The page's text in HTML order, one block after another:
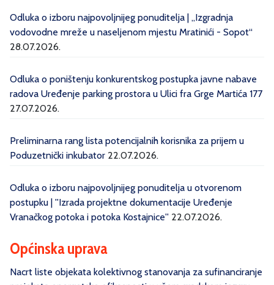
Odluka o izboru najpovoljnijeg ponuditelja | „Izgradnja
vodovodne mreže u naseljenom mjestu Mratinići - Sopot“
28.07.2026.
Odluka o poništenju konkurentskog postupka javne nabave
radova Uređenje parking prostora u Ulici fra Grge Martića 177
27.07.2026.
Preliminarna rang lista potencijalnih korisnika za prijem u
Poduzetnički inkubator 22.07.2026.
Odluka o izboru najpovoljnijeg ponuditelja u otvorenom
postupku | ''Izrada projektne dokumentacije Uređenje
Vranačkog potoka i potoka Kostajnice'' 22.07.2026.
Općinska uprava
Nacrt liste objekata kolektivnog stanovanja za sufinanciranje